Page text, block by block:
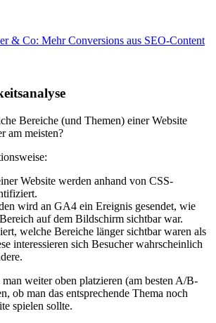
& Co: Mehr Conversions aus SEO-Content
Bereiche (und Themen) einer Website
am meisten?
Website werden anhand von CSS-
wird an GA4 ein Ereignis gesendet, wie
auf dem Bildschirm sichtbar war.
welche Bereiche länger sichtbar waren als
interessieren sich Besucher wahrscheinlich
weiter oben platzieren (am besten A/B-
ob man das entsprechende Thema noch
spielen sollte.